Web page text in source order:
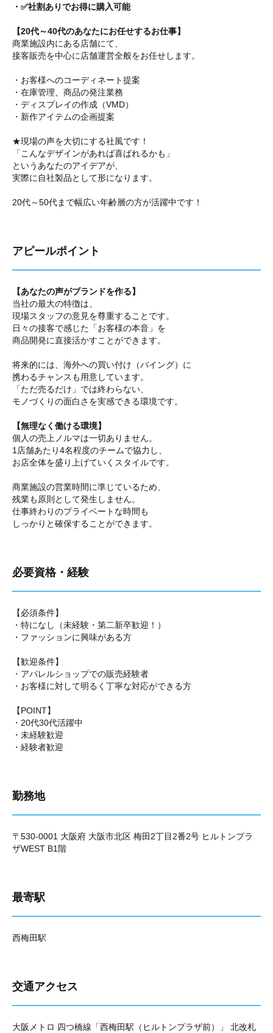
・✅社割ありでお得に購入可能
【20代～40代のあなたにお任せするお仕事】
商業施設内にある店舗にて、
接客販売を中心に店舗運営全般をお任せします。
・お客様へのコーディネート提案
・在庫管理、商品の発注業務
・ディスプレイの作成（VMD）
・新作アイテムの企画提案
★現場の声を大切にする社風です！
「こんなデザインがあれば喜ばれるかも」
というあなたのアイデアが、
実際に自社製品として形になります。
20代～50代まで幅広い年齢層の方が活躍中です！
アピールポイント
【あなたの声がブランドを作る】
当社の最大の特徴は、
現場スタッフの意見を尊重することです。
日々の接客で感じた「お客様の本音」を
商品開発に直接活かすことができます。
将来的には、海外への買い付け（バイング）に
携わるチャンスも用意しています。
「ただ売るだけ」では終わらない、
モノづくりの面白さを実感できる環境です。
【無理なく働ける環境】
個人の売上ノルマは一切ありません。
1店舗あたり4名程度のチームで協力し、
お店全体を盛り上げていくスタイルです。
商業施設の営業時間に準じているため、
残業も原則として発生しません。
仕事終わりのプライベートな時間も
しっかりと確保することができます。
必要資格・経験
【必須条件】
・特になし（未経験・第二新卒歓迎！）
・ファッションに興味がある方
【歓迎条件】
・アパレルショップでの販売経験者
・お客様に対して明るく丁寧な対応ができる方
【POINT】
・20代30代活躍中
・未経験歓迎
・経験者歓迎
勤務地
〒530-0001 大阪府 大阪市北区 梅田2丁目2番2号 ヒルトンプラ
ザWEST B1階
最寄駅
西梅田駅
交通アクセス
大阪メトロ 四つ橋線「西梅田駅（ヒルトンプラザ前）」 北改札